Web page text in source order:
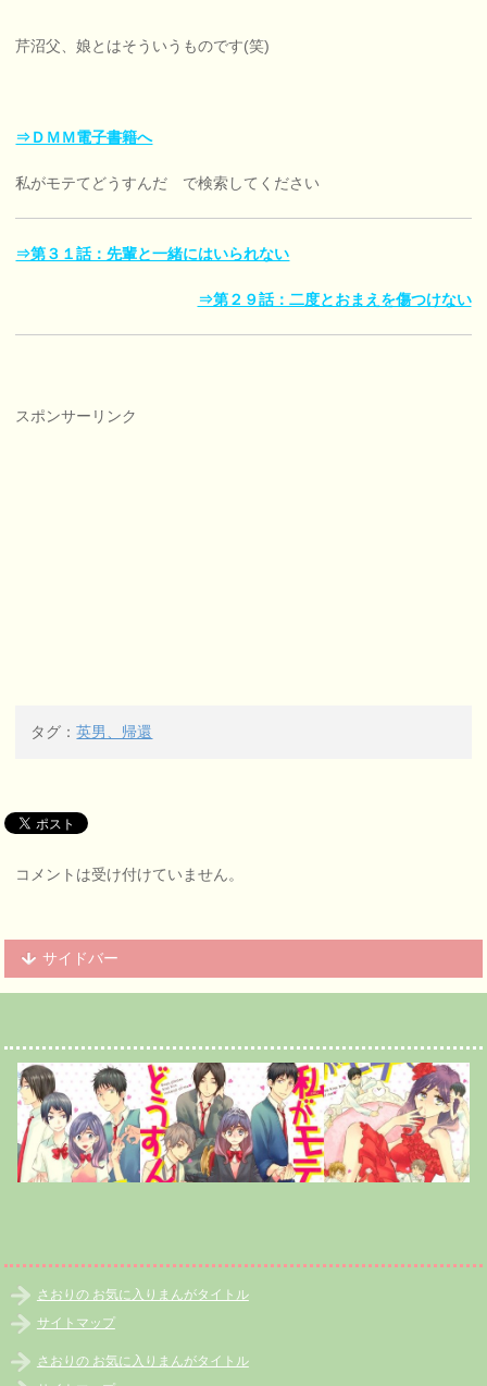
芹沼父、娘とはそういうものです(笑)
⇒ＤＭＭ電子書籍へ
私がモテてどうすんだ で検索してください
⇒第３１話：先輩と一緒にはいられない
⇒第２９話：二度とおまえを傷つけない
スポンサーリンク
タグ：英男、帰還
コメントは受け付けていません。
サイドバー
さおりの お気に入りまんがタイトル
サイトマップ
さおりの お気に入りまんがタイトル